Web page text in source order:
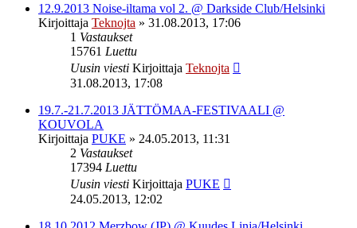
12.9.2013 Noise-iltama vol 2. @ Darkside Club/Helsinki
Kirjoittaja Teknojta » 31.08.2013, 17:06
1 Vastaukset
15761 Luettu
Uusin viesti Kirjoittaja Teknojta
31.08.2013, 17:08
19.7.-21.7.2013 JÄTTÖMAA-FESTIVAALI @
KOUVOLA
Kirjoittaja PUKE » 24.05.2013, 11:31
2 Vastaukset
17394 Luettu
Uusin viesti Kirjoittaja PUKE
24.05.2013, 12:02